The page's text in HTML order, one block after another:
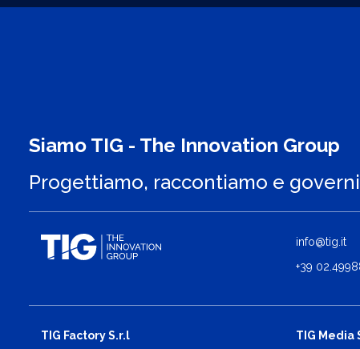
Siamo TIG - The Innovation Group
Progettiamo, raccontiamo e
info@tig.it
+39
TIG Factory S.r.l TIG Media